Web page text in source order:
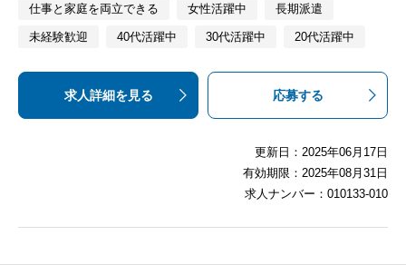
仕事と家庭を両立できる 女性活躍中 長期派遣
未経験歓迎 40代活躍中 30代活躍中 20代活躍中
求人詳細を見る 応募する
更新日：2025年06月17日
有効期限：2025年08月31日
求人ナンバー：010133-010